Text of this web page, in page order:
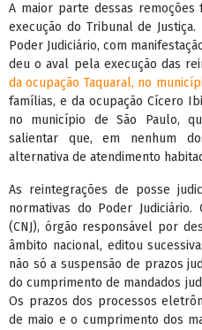
A maior parte dessas
execução do Tribunal de
Poder Judiciário, com
deu o aval pela execução das
da ocupação Taquaral, no
famílias, e da ocupação Cícero
no município de São Paulo,
salientar que, em nenhum
alternativa de atendimento
As reintegrações de posse
normativas do Poder Judiciário.
(CNJ), órgão responsável por
âmbito nacional, editou
não só a suspensão de prazos
do cumprimento de mandados
Os prazos dos processos
de maio e o cumprimento dos